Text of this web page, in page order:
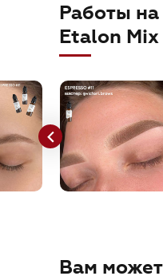
Работы
Etalon Mix
Вам